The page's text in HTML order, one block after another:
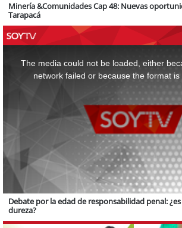
Minería &Comunidades Cap 48: Nuevas
Tarapacá
The media could not be loaded, either
network failed or because the format is
Debate por la edad de responsabilidad penal:
dureza?